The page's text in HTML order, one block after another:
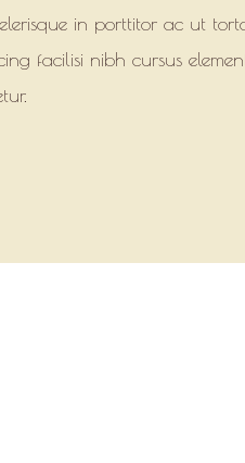
in porttitor ac ut
facilisi nibh cursus